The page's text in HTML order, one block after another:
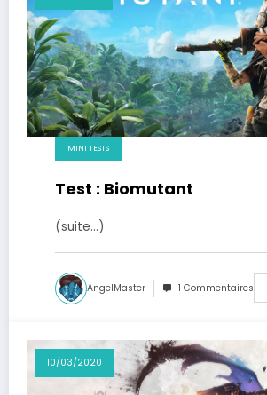
MINI TESTS
Test : Biomutant
(suite…)
AngelMaster 1 Commentaires
10/03/2020